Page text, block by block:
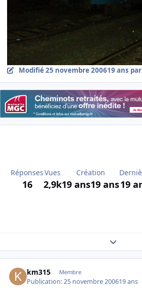
Modifié25 novembre 200619 ans
Réponses
16
Vues
2,9k
Création
19 ans19 ans19
Expand
km315 Membre
Publication:25 novembre 200619 ans